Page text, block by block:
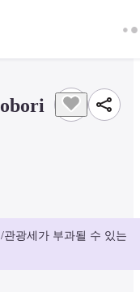
광세가 부과될 수 있는